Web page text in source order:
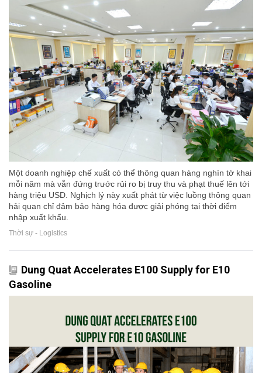
Một doanh nghiệp chế xuất có thể thông quan hàng nghìn tờ khai
mỗi năm mà vẫn đứng trước rủi ro bị truy thu và phạt thuế lên tới
hàng triệu USD. Nghịch lý này xuất phát từ việc luồng thông quan
hải quan chỉ đảm bảo hàng hóa được giải phóng tại thời điểm
nhập xuất khẩu.
Thời sự - Logistics
Dung Quat Accelerates E100 Supply for E10
Gasoline